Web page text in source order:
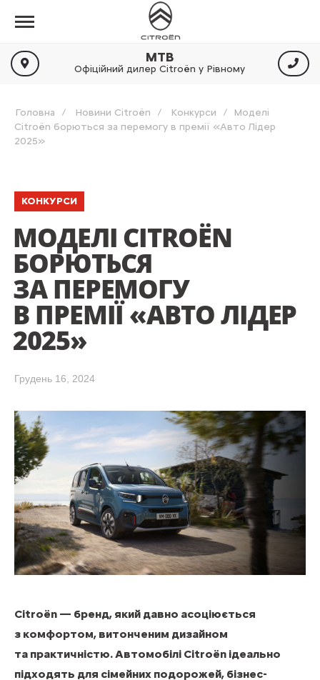
МТВ
Офіційний дилер Citroën у Рівному
Головна Новини Citroën Конкурси
Моделі
Citroën борються за перемогу в премії «Авто Лідер
2025»
КОНКУРСИ
МОДЕЛІ CITROËN
БОРЮТЬСЯ
ЗА ПЕРЕМОГУ
В ПРЕМІЇ «АВТО ЛІДЕР
2025»
Грудень 16, 2024
Citroën — бренд, який давно асоціюється
з комфортом, витонченим дизайном
та практичністю. Автомобілі Citroën ідеально
підходять для сімейних подорожей, бізнес-